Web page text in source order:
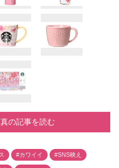
の記事を読む
#カワイイ #SNS映え